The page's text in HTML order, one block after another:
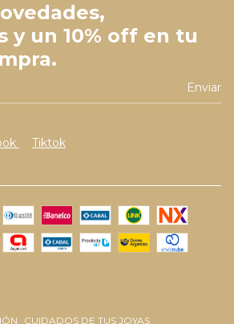
y un 10% off en tu
Tiktok
CUIDADOS DE TUS JOYAS